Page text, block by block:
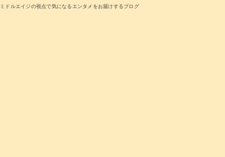
ミドルエイジの視点で気になるエンタメをお届けするブログ